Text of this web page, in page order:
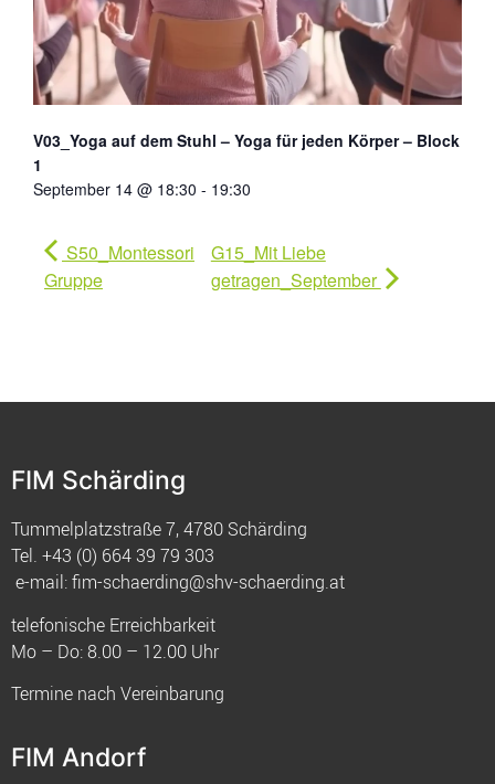
V03_Yoga auf dem Stuhl – Yoga für jeden Körper – Block
1
September 14 @ 18:30 - 19:30
S50_Montessori
Gruppe
G15_Mit Liebe
getragen_September
FIM Schärding
Tummelplatzstraße 7, 4780 Schärding
Tel. +43 (0) 664 39 79 303
e-mail:fim-schaerding@shv-schaerding.at
telefonische Erreichbarkeit
Mo – Do: 8.00 – 12.00 Uhr
Termine nach Vereinbarung
FIM Andorf